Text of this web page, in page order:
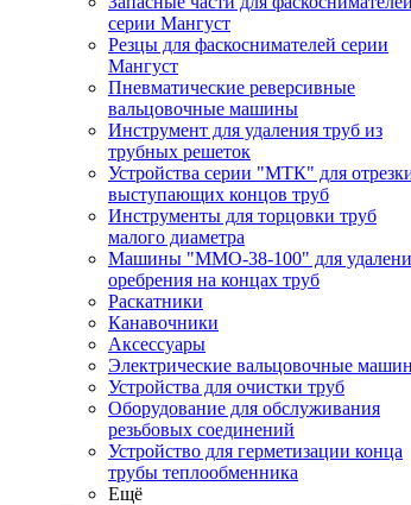
серии Мангуст
Резцы для фаскоснимателей серии
Мангуст
Пневматические реверсивные
вальцовочные машины
Инструмент для удаления труб из
трубных решеток
Устройства серии "МТК" для
выступающих концов труб
Инструменты для торцовки труб
малого диаметра
Машины "ММО-38-100" для
оребрения на концах труб
Раскатники
Канавочники
Аксессуары
Электрические вальцовочные
Устройства для очистки труб
Оборудование для обслуживания
резьбовых соединений
Устройство для герметизации конца
трубы теплообменника
Ещё